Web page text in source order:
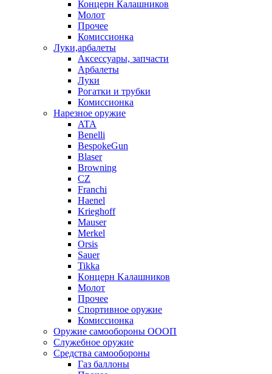
Концерн Калашников
Молот
Прочее
Комиссионка
Луки,арбалеты
Аксессуары, запчасти
Арбалеты
Луки
Рогатки и трубки
Комиссионка
Нарезное оружие
ATA
Benelli
BespokeGun
Blaser
Browning
CZ
Franchi
Haenel
Krieghoff
Mauser
Merkel
Orsis
Sauer
Tikka
Кoнцеpн Kалашников
Молот
Прочее
Спортивное оружие
Комиссионка
Оружие самообороны ОООП
Служебное оружие
Средства самообороны
Газ баллоны